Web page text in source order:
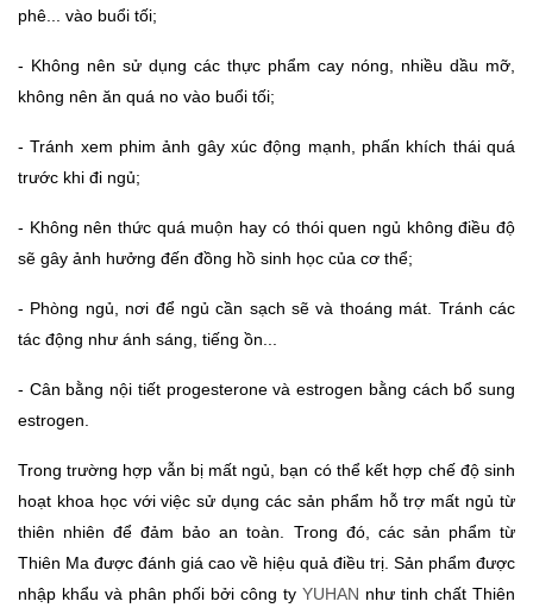
phê... vào buổi tối;
- Không nên sử dụng các thực phẩm cay nóng, nhiều dầu mỡ,
không nên ăn quá no vào buổi tối;
- Tránh xem phim ảnh gây xúc động mạnh, phấn khích thái quá
trước khi đi ngủ;
- Không nên thức quá muộn hay có thói quen ngủ không điều độ
sẽ gây ảnh hưởng đến đồng hồ sinh học của cơ thể;
- Phòng ngủ, nơi để ngủ cần sạch sẽ và thoáng mát. Tránh các
tác động như ánh sáng, tiếng ồn...
- Cân bằng nội tiết progesterone và estrogen bằng cách bổ sung
estrogen.
Trong trường hợp vẫn bị mất ngủ, bạn có thể kết hợp chế độ sinh
hoạt khoa học với việc sử dụng các sản phẩm hỗ trợ mất ngủ từ
thiên nhiên để đảm bảo an toàn. Trong đó, các sản phẩm từ
Thiên Ma được đánh giá cao về hiệu quả điều trị. Sản phẩm được
nhập khẩu và phân phối bởi công ty YUHAN như tinh chất Thiên